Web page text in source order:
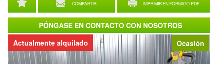
Ocasión
Actualmente alquilado
COMPARTIR IMPRIMIR EN FORMATO PDF
PÓNGASE EN CONTACTO CON NOSOTROS